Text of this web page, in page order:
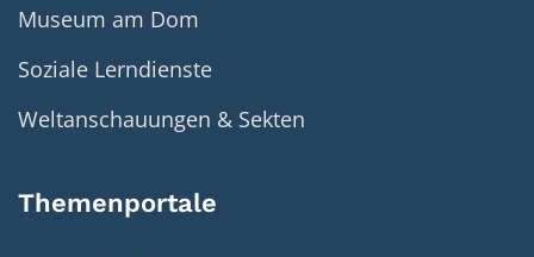
Museum am Dom
Soziale Lerndienste
Weltanschauungen & Sekten
Themenportale